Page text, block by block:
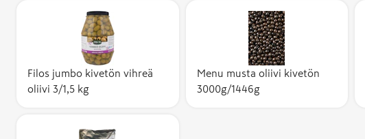
Filos jumbo kivetön vihreä
oliivi 3/1,5 kg
Menu musta oliivi kivetön
3000g/1446g